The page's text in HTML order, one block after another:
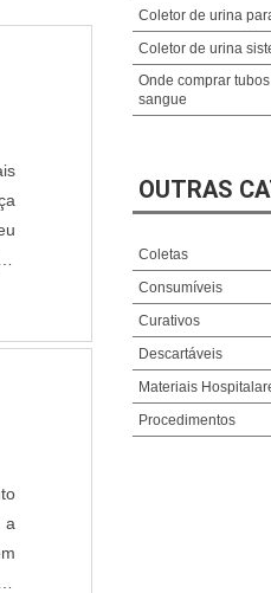
a
Coletor de urina
Coletor de urina
Onde comprar
sangue
OUTRAS
Coletas
Consumíveis
Curativos
Descartáveis
Materiais
Procedimentos